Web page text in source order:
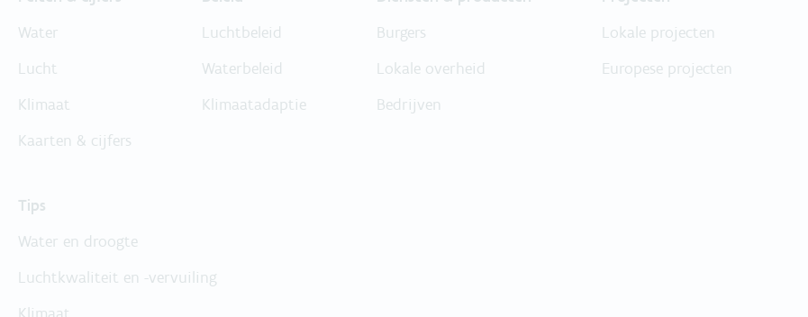
Water
Lucht
Klimaat
Kaarten & cijfers
Luchtbeleid
Waterbeleid
Klimaatadaptie
Burgers
Lokale overheid
Bedrijven
Lokale projecten
Europese projecten
Tips
Water en droogte
Luchtkwaliteit en -vervuiling